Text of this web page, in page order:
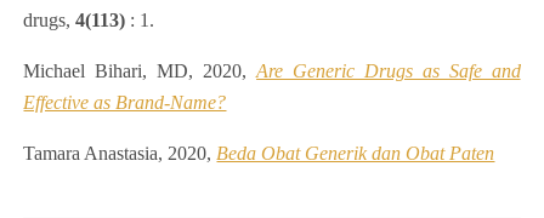
drugs,4(113) : 1.
Michael Bihari, MD, 2020,Are Generic Drugs as Safe and
Effective as Brand-Name?
Tamara Anastasia, 2020, Beda Obat Generik dan Obat Paten